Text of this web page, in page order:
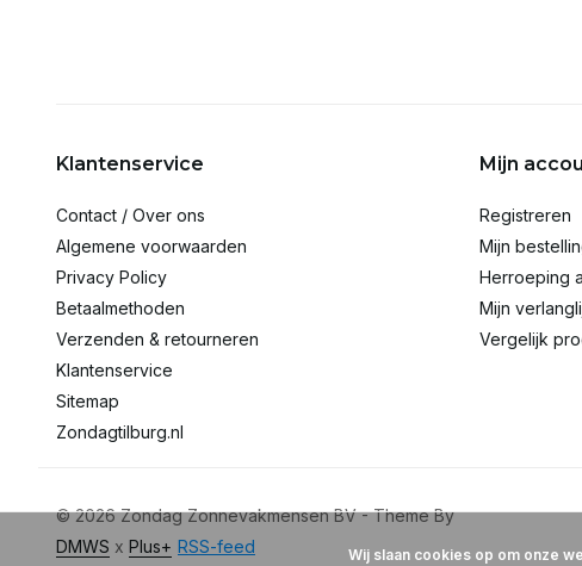
Klantenservice
Contact / Over ons
Algemene voorwaarden
Privacy Policy
Betaalmethoden
Verzenden & retourneren
Klantenservice
Sitemap
Zondagtilburg.nl
Mijn
Registreren
Mijn
Herroeping
Mijn
Vergelijk
© 2026 Zondag Zonnevakmensen BV - Theme By
DMWS x Plus+ RSS-feed Wij slaan cookies op om onze